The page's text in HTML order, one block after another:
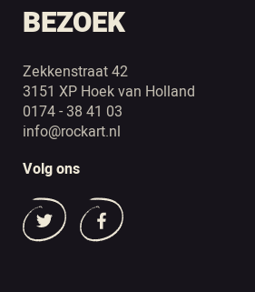
BEZOEK
Zekkenstraat 42
3151 XP Hoek van Holland
0174 - 38 41 03
info@rockart.nl
Volg ons